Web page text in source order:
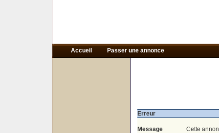
Accueil Passer une annonce
Erreur
Message Cette